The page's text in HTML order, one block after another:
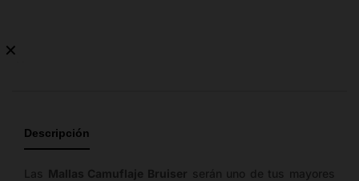
✕
tallas
disponible.
Descripción
Las Mallas Camuflaje Bruiser serán uno de tus mayores